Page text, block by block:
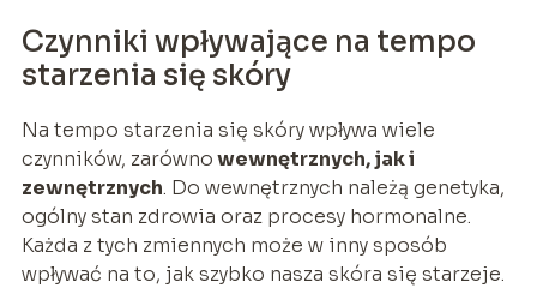
Czynniki wpływające na tempo
starzenia się skóry
Na tempo starzenia się skóry wpływa wiele
czynników, zarównowewnętrznych, jak i
zewnętrznych. Do wewnętrznych należą genetyka,
ogólny stan zdrowia oraz procesy hormonalne.
Każda z tych zmiennych może w inny sposób
wpływać na to, jak szybko nasza skóra się starzeje.